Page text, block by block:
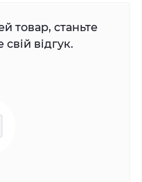
товар, станьте
відгук.